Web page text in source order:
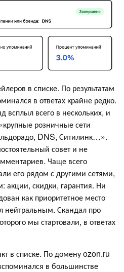
в списке. По результатам
в ответах крайне редко.
всплыл всего в нескольких, и
розничные сети
DNS, Ситилинк…».
совет и не
Чаще всего
его рядом с другими сетями,
скидки, гарантия. Ни
как приоритетное место
нейтральным. Скандал про
мы стартовали, в ответах
в списке. По домену ozon.ru
в большинстве